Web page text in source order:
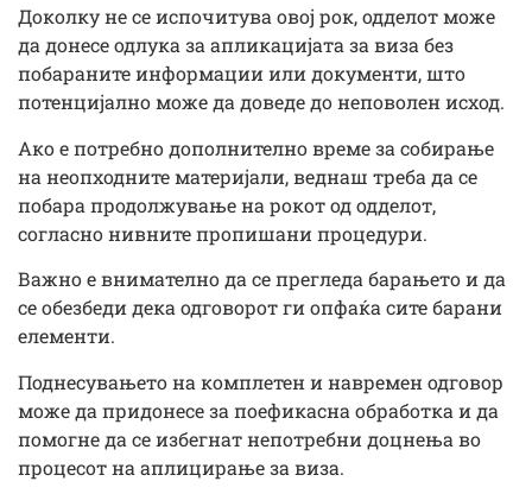
Доколку не се испочитува овој рок, одделот може
да донесе одлука за апликацијата за виза без
побараните информации или документи, што
потенцијално може да доведе до неповолен исход.
Ако е потребно дополнително време за собирање
на неопходните материјали, веднаш треба да се
побара продолжување на рокот од одделот,
согласно нивните пропишани процедури.
Важно е внимателно да се прегледа барањето и да
се обезбеди дека одговорот ги опфаќа сите барани
елементи.
Поднесувањето на комплетен и навремен одговор
може да придонесе за поефикасна обработка и да
помогне да се избегнат непотребни доцнења во
процесот на аплицирање за виза.